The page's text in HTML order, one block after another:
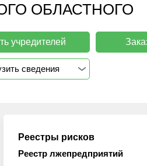
ОБЛАСТНОГО
учредителей
сведения
Реестры рисков
Реестр лжепредприятий